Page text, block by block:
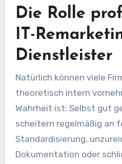
Die Rolle
IT-
Dienstleister
Natürlich können viele
theoretisch intern
Wahrheit ist: Selbst gut
scheitern regelmäßig an
Standardisierung,
Dokumentation oder